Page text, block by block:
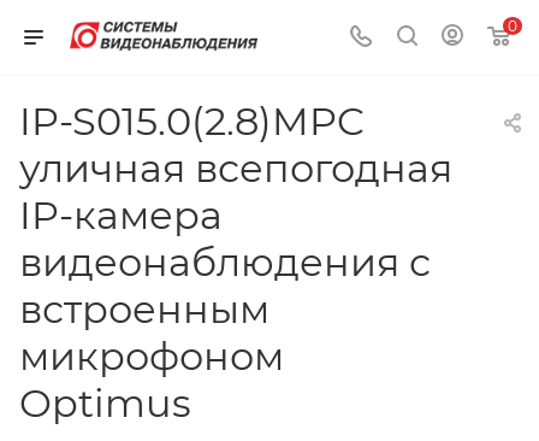
0
IP-S015.0(2.8)MPC
уличная всепогодная
IP-камера
видеонаблюдения с
встроенным
микрофоном
Optimus